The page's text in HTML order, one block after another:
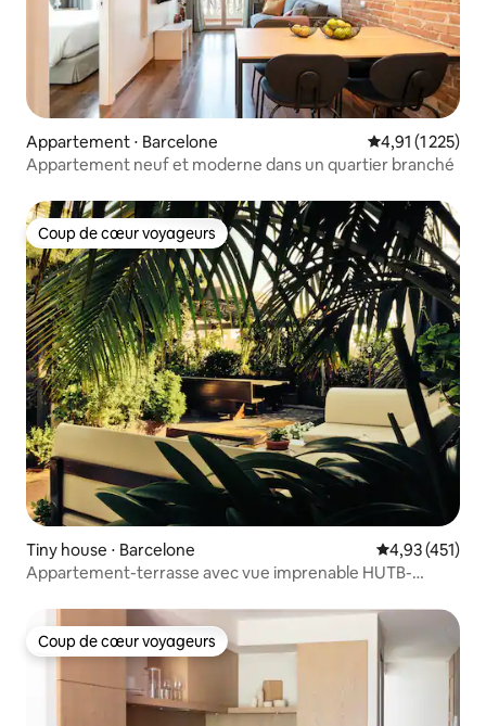
Appartement ⋅ Barcelone Évaluation
4,91 (1 225)
Appartement neuf et moderne dans un quartier branché
Coup de cœur voyageurs
Coup de cœur voyageurs
Tiny house ⋅ Barcelone Évaluation
4,93 (451)
Appartement-terrasse avec vue imprenable HUTB-
Coup de cœur voyageurs
Coup de cœur voyageurs